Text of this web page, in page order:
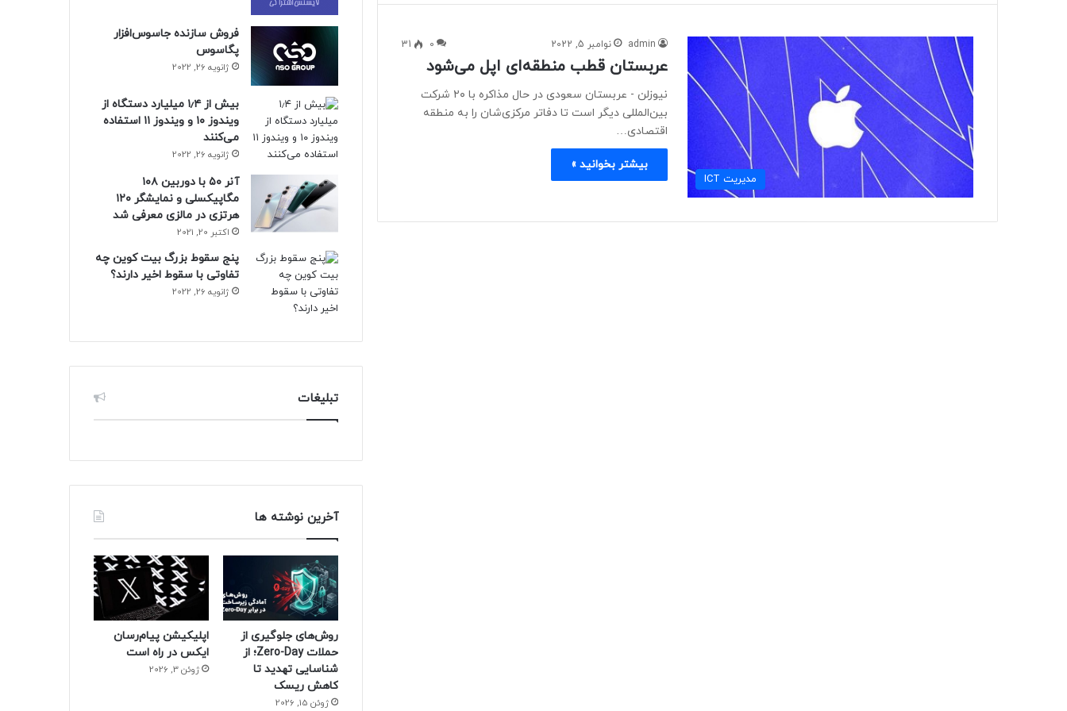
مديريت ICT
admin نوامبر 5, 2022 0
31
عربستان قطب منطقه‌ای اپل می‌شود
نیوزلن - عربستان سعودی در حال مذاکره با ۲۰ شرکت
بین‌المللی دیگر است تا دفاتر مرکزی‌شان را به منطقه
اقتصادی…
بیشتر بخوانید »
فروش سازنده جاسوس‌افزار
پگاسوس
ژانویه 26, 2022
بیش از ۱٫۴ میلیارد دستگاه از
ویندوز ۱۰ و ویندوز ۱۱ استفاده
می‌کنند
ژانویه 26, 2022
آنر ۵۰ با دوربین ۱۰۸
مگاپیکسلی و نمایشگر ۱۲۰
هرتزی در مالزی معرفی شد
اکتبر 20, 2021
پنج سقوط بزرگ بیت کوین چه
تفاوتی با سقوط اخیر دارند؟
ژانویه 26, 2022
تبلیغات
آخرین نوشته ها
روش‌های جلوگیری از
حملات Zero-Day؛ از
شناسایی تهدید تا
کاهش ریسک
ژوئن 15, 2026
اپلیکیشن پیام‌رسان
ایکس در راه است
ژوئن 3, 2026